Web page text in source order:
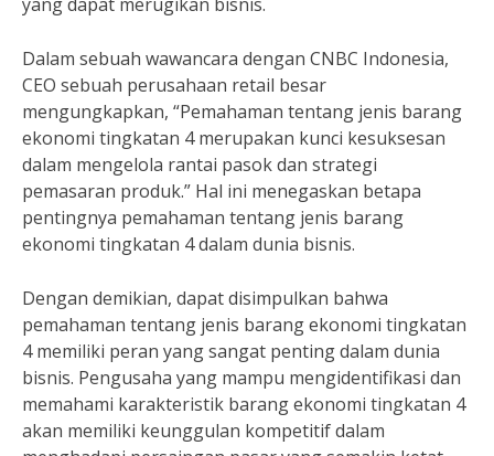
Dalam sebuah wawancara dengan CNBC Indonesia,
CEO sebuah perusahaan retail besar
mengungkapkan, “Pemahaman tentang jenis barang
ekonomi tingkatan 4 merupakan kunci kesuksesan
dalam mengelola rantai pasok dan strategi
pemasaran produk.” Hal ini menegaskan betapa
pentingnya pemahaman tentang jenis barang
ekonomi tingkatan 4 dalam dunia bisnis.
Dengan demikian, dapat disimpulkan bahwa
pemahaman tentang jenis barang ekonomi tingkatan
4 memiliki peran yang sangat penting dalam dunia
bisnis. Pengusaha yang mampu mengidentifikasi dan
memahami karakteristik barang ekonomi tingkatan 4
akan memiliki keunggulan kompetitif dalam